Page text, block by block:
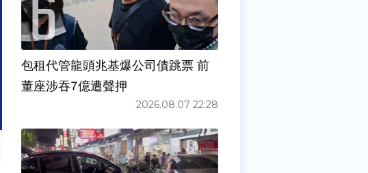
包租代管龍頭兆基爆公司債跳票 前
董座涉吞7億遭聲押
2026.08.07 22:28